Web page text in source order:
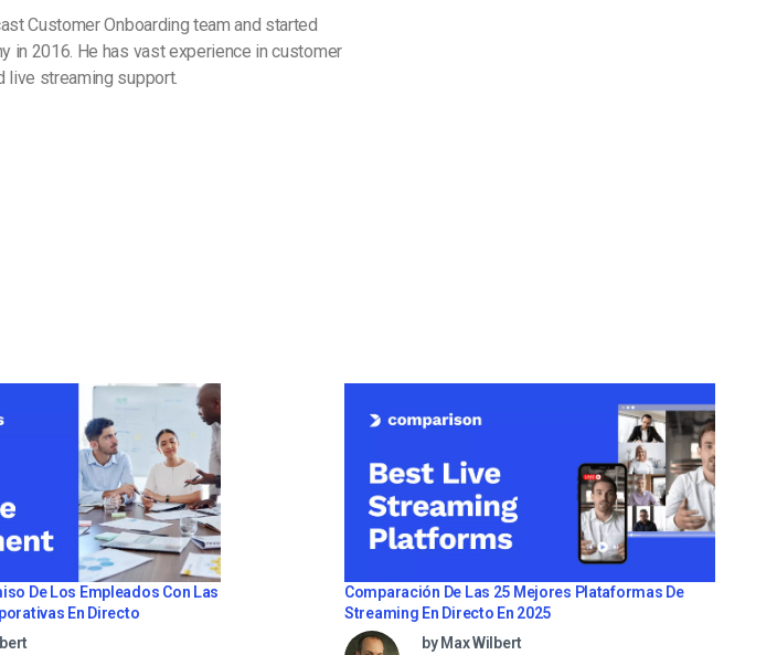
Customer Onboarding team and started
in 2016. He has vast experience in customer
live streaming support.
De Los Empleados Con Las
En Directo
Comparación De Las 25 Mejores Plataformas De
Streaming En Directo En 2025
by Max Wilbert